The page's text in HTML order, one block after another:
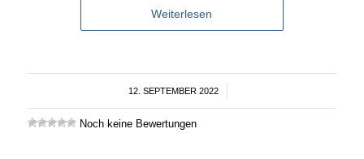
Weiterlesen
12. SEPTEMBER 2022
/
Noch keine Bewertungen